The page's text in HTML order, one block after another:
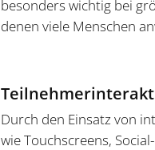
besonders wichtig bei
denen viele Menschen
Durch den Einsatz von
wie Touchscreens,